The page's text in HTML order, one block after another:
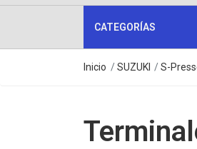
CATEGORÍAS
Inicio SUZUKI S-